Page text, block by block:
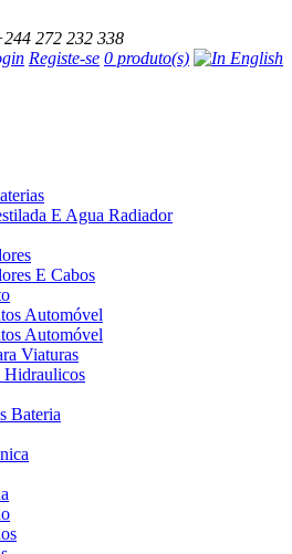
272 232 338
Registe-se 0 produto(s)
E Agua Radiador
E Cabos
Automóvel
Automóvel
Viaturas
Hidraulicos
Bateria